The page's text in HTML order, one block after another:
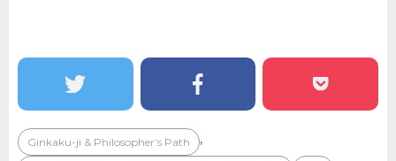
Ginkaku-ji & Philosopher’s Path ,